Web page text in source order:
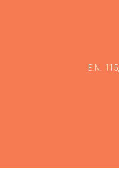
E.N.